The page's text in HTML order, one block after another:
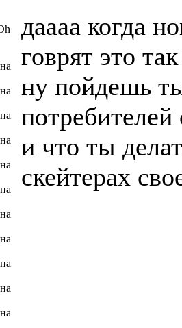
даааа когда
говрят это
ну пойдешь
и что ты
скейтерах